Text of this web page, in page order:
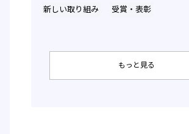
新しい取り組み
受賞・表彰
もっと見る